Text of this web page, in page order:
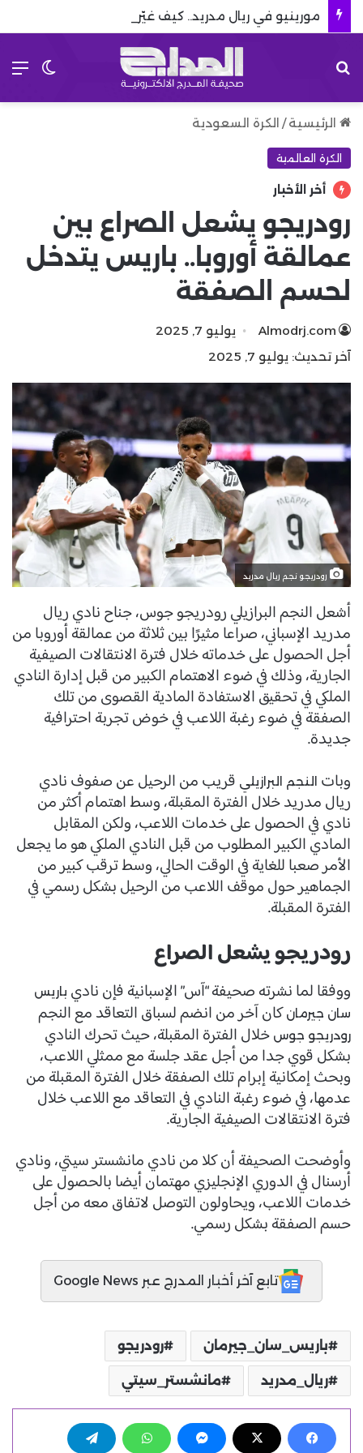
مورينيو في ريال مدريد.. كيف غيّر قواعد اللعبة
الرئيسية / الكرة السعودية
الكرة العالمية
أخر الأخبار
رودريجو يشعل الصراع بين
عمالقة أوروبا.. باريس يتدخل
لحسم الصفقة
Almodrj.com
يوليو 7, 2025
آخر تحديث: يوليو 7, 2025
رودريجو نجم ريال مدريد
أشعل النجم البرازيلي رودريجو جوس، جناح نادي ريال
مدريد الإسباني، صراعا مثيرًا بين ثلاثة من عمالقة أوروبا من
أجل الحصول على خدماته خلال فترة الانتقالات الصيفية
الجارية، وذلك في ضوء الاهتمام الكبير من قبل إدارة النادي
الملكي في تحقيق الاستفادة المادية القصوى من تلك
الصفقة في ضوء رغبة اللاعب في خوض تجربة احترافية
جديدة.
وبات النجم البرازيلي قريب من الرحيل عن صفوف نادي
ريال مدريد خلال الفترة المقبلة، وسط اهتمام أكثر من
نادي في الحصول على خدمات اللاعب، ولكن المقابل
المادي الكبير المطلوب من قبل النادي الملكي هو ما يجعل
الأمر صعبا للغاية في الوقت الحالي، وسط ترقب كبير من
الجماهير حول موقف اللاعب من الرحيل بشكل رسمي في
الفترة المقبلة.
رودريجو يشعل الصراع
ووفقا لما نشرته صحيفة “آس” الإسبانية فإن نادي باريس
سان جيرمان كان آخر من انضم لسباق التعاقد مع النجم
رودريجو جوس خلال الفترة المقبلة، حيث تحرك النادي
بشكل قوي جدا من أجل عقد جلسة مع ممثلي اللاعب،
وبحث إمكانية إبرام تلك الصفقة خلال الفترة المقبلة من
عدمها، في ضوء رغبة النادي في التعاقد مع اللاعب خلال
فترة الانتقالات الصيفية الجارية.
وأوضحت الصحيفة أن كلا من نادي مانشستر سيتي، ونادي
أرسنال في الدوري الإنجليزي مهتمان أيضا بالحصول على
خدمات اللاعب، ويحاولون التوصل لاتفاق معه من أجل
حسم الصفقة بشكل رسمي.
تابع آخر أخبار المدرج عبر Google News
باريس_سان_جيرمان رودريجو
ريال_مدريد مانشستر_سيتي